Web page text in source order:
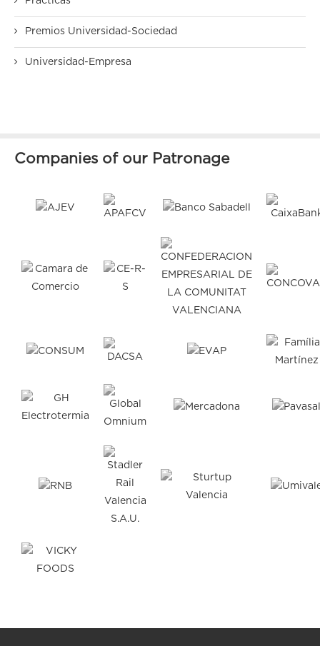
Premios Universidad-Sociedad
Universidad-Empresa
Companies of our Patronage